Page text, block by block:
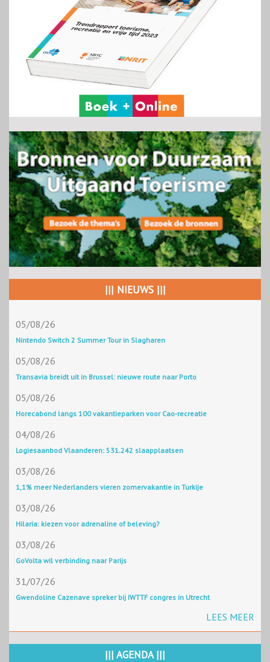
||| NIEUWS |||
05/08/26
Nintendo Switch 2 Summer Tour in Slagharen
05/08/26
Transavia breidt uit in Brussel: nieuwe route naar Porto
05/08/26
Horecabond langs 100 vakantieparken voor Cao-recreatie
04/08/26
Logiesaanbod Vlaanderen: 531.242 slaapplaatsen
03/08/26
1,1% meer Nederlanders vieren zomervakantie in Turkije
03/08/26
Hilaria: kiezen voor adrenaline of beleving?
03/08/26
GoVolta wil verbinding naar Parijs
31/07/26
Gwendoline Cazenave spreker bij IWTTF congres in Utrecht
LEES MEER
||| AGENDA |||